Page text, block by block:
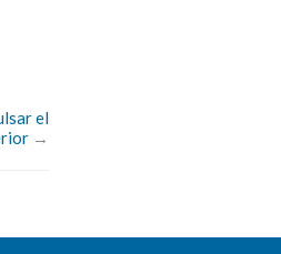
el
→